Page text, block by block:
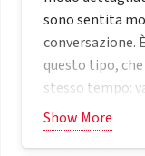
sono sentita
conversazione.
questo tipo,
stesso tempo:
consigliarla!
Show More